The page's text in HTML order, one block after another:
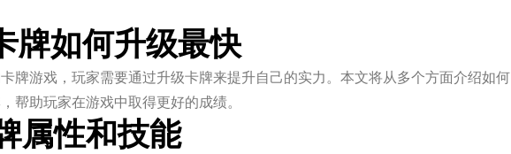
牌如何升级最快
牌游戏，玩家需要通过升级卡牌来提升自己的实力。本文将从多个方面介绍如何
帮助玩家在游戏中取得更好的成绩。
属性和技能